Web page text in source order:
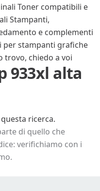
Toner compatibili e
Stampanti,
e complementi
per stampanti grafiche
trovo, chiedo a voi
933xl alta
ricerca.
di quello che
verifichiamo con i